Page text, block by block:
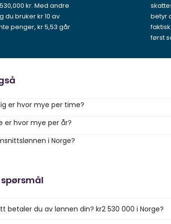
kr. Med andre
du bruker kr 10 av
penger, kr 5,53 går
betyr
først
er hvor mye per time?
er hvor mye per år?
i Norge?
betaler du av lønnen din? kr2 530 000 i Norge?